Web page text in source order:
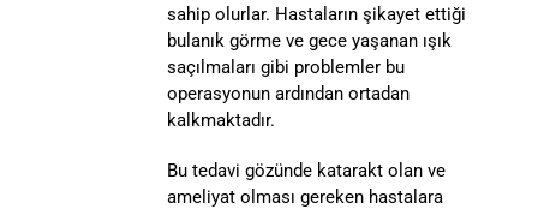
sahip olurlar. Hastaların şikayet ettiği
bulanık görme ve gece yaşanan ışık
saçılmaları gibi problemler bu
operasyonun ardından ortadan
kalkmaktadır.
Bu tedavi gözünde katarakt olan ve
ameliyat olması gereken hastalara